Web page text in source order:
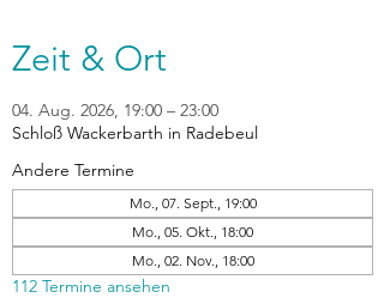
Zeit & Ort
04. Aug. 2026, 19:00 – 23:00
Schloß Wackerbarth in Radebeul
Andere Termine
Mo., 07. Sept., 19:00
Mo., 05. Okt., 18:00
Mo., 02. Nov., 18:00
112 Termine ansehen